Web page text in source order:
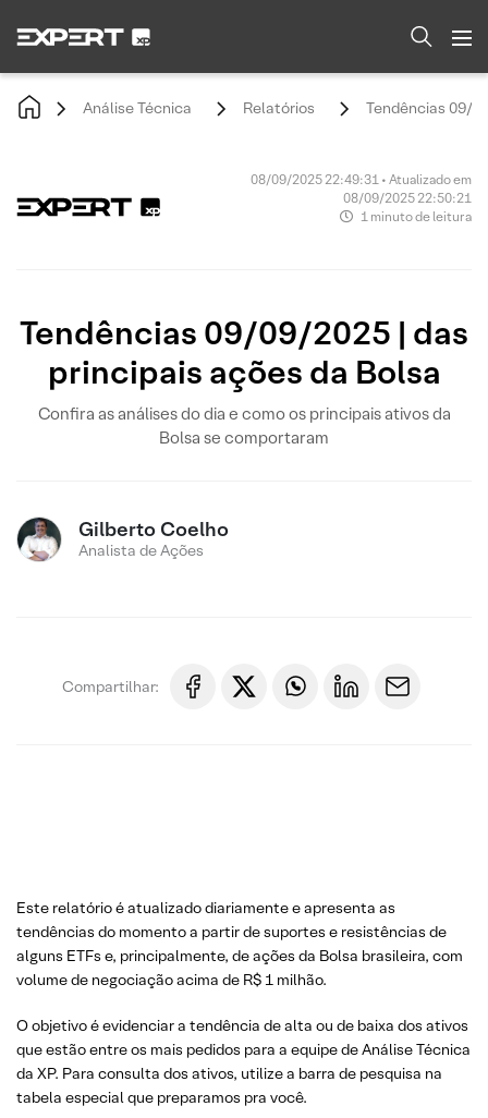
Análise Técnica Relatórios Tendências 09/
08/09/2025 22:49:31 • Atualizado em
08/09/2025 22:50:21
1 minuto de leitura
Tendências 09/09/2025 | das
principais ações da Bolsa
Confira as análises do dia e como os principais ativos da
Bolsa se comportaram
Gilberto Coelho
Analista de Ações
Compartilhar:
Este relatório é atualizado diariamente e apresenta as
tendências do momento a partir de suportes e resistências de
alguns ETFs e, principalmente, de ações da Bolsa brasileira, com
volume de negociação acima de R$ 1 milhão.
O objetivo é evidenciar a tendência de alta ou de baixa dos ativos
que estão entre os mais pedidos para a equipe de Análise Técnica
da XP. Para consulta dos ativos, utilize a barra de pesquisa na
tabela especial que preparamos pra você.